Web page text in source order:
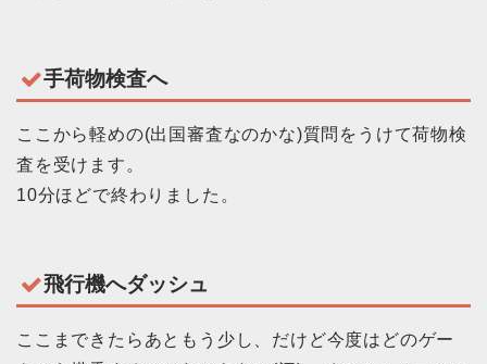
手荷物検査へ
ここから軽めの(出国審査なのかな)質問をうけて荷物検
査を受けます。
10分ほどで終わりました。
飛行機へダッシュ
ここまできたらあともう少し、だけど今度はどのゲー